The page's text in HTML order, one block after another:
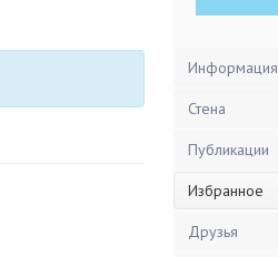
Информация
Стена
Публикации
Избранное
Друзья